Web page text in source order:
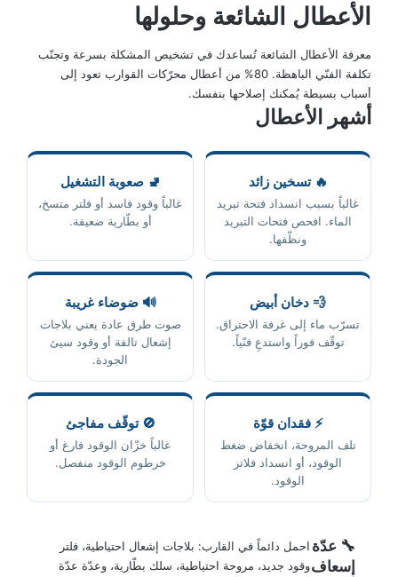
الأعطال الشائعة وحلولها
معرفة الأعطال الشائعة تُساعدك في تشخيص المشكلة بسرعة وتجنّب
تكلفة الفنّي الباهظة. 80% من أعطال محرّكات القوارب تعود إلى
أسباب بسيطة يُمكنك إصلاحها بنفسك.
أشهر الأعطال
🔥 تسخين زائد
غالباً بسبب انسداد فتحة تبريد
الماء. افحص فتحات التبريد
ونظّفها.
🚽 صعوبة التشغيل
غالباً وقود فاسد أو فلتر متسخ،
أو بطّارية ضعيفة.
💨 دخان أبيض
تسرّب ماء إلى غرفة الاحتراق.
توقّف فوراً واستدعِ فنّياً.
🔊 ضوضاء غريبة
صوت طرق عادة يعني بلاجات
إشعال تالفة أو وقود سيئ
الجودة.
⚡ فقدان قوّة
تلف المروحة، انخفاض ضغط
الوقود، أو انسداد فلاتر
الوقود.
🚫 توقّف مفاجئ
غالباً خزّان الوقود فارغ أو
خرطوم الوقود منفصل.
🔧 عدّة
إسعاف
احمل دائماً في القارب: بلاجات إشعال احتياطية، فلتر
وقود جديد، مروحة احتياطية، سلك بطّارية، وعدّة عدّة